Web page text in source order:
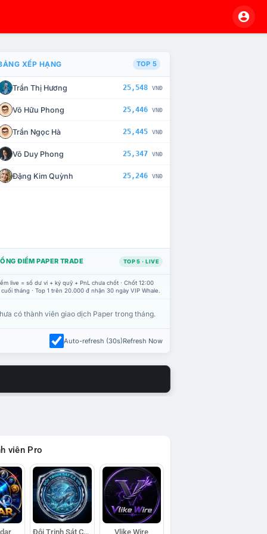
CHẾ TÀI XỬ LÝ VI PHẠM
XẾP HẠNG TOP 5
Trần Thị Hương 25,548 VNĐ
Võ Hữu Phong 25,446 VNĐ
Trần Ngọc Hà 25,445 VNĐ
Võ Duy Phong 25,347 VNĐ
Đặng Kim Quỳnh 25,246 VNĐ
ĐIỂM PAPER TRADE TOP 5 · LIVE
live = số dư ví + ký quỹ + PnL chưa chốt · Chốt 12:00
tháng · Top 1 trên 20.000 đ nhận 30 ngày VIP Whale.
có thành viên giao dịch Paper trong tháng.
Auto-refresh (30s)Refresh Now
viên Pro
Đội Trinh Sát Cá Voi Vlike Wire